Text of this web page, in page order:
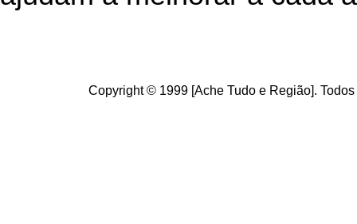
Copyright © 1999 [Ache Tudo e Região].